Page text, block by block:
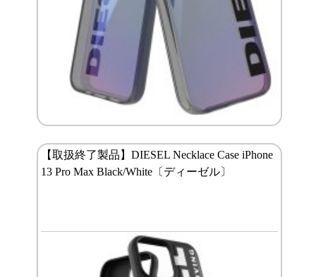
【取扱終了製品】DIESEL Necklace Case iPhone
13 Pro Max Black/White〔ディーゼル〕